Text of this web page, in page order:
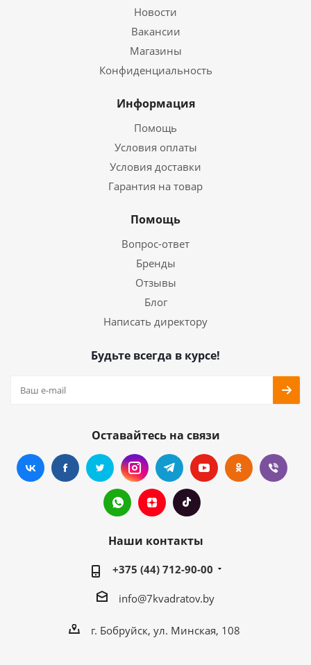
Новости
Вакансии
Магазины
Конфиденциальность
Информация
Помощь
Условия оплаты
Условия доставки
Гарантия на товар
Помощь
Вопрос-ответ
Бренды
Отзывы
Блог
Написать директору
Будьте всегда в курсе!
Оставайтесь на связи
Наши контакты
+375 (44) 712-90-00
info@7kvadratov.by
г. Бобруйск, ул. Минская, 108